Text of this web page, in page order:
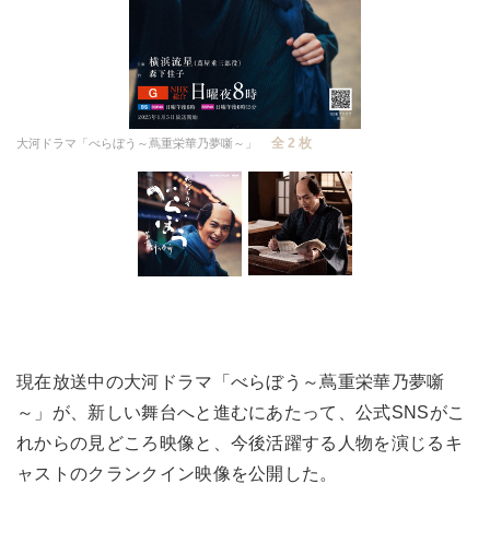
大河ドラマ「べらぼう～蔦重栄華乃夢噺～」 全 2 枚
現在放送中の大河ドラマ「べらぼう～蔦重栄華乃夢噺
～」が、新しい舞台へと進むにあたって、公式SNSがこ
れからの見どころ映像と、今後活躍する人物を演じるキ
ャストのクランクイン映像を公開した。